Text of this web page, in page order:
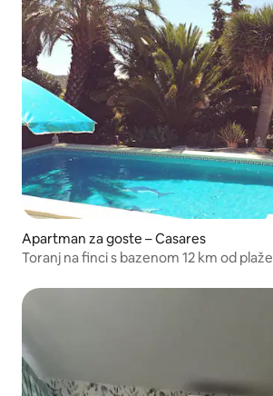
Apartman za goste – Casares
Toranj na finci s bazenom 12 km od plaže